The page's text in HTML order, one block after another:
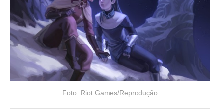
Foto: Riot Games/Reprodução